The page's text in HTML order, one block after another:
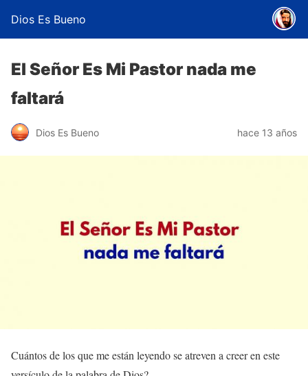
Dios Es Bueno
El Señor Es Mi Pastor nada me
faltará
Dios Es Bueno hace 13 años
Cuántos de los que me están leyendo se atreven a creer en este